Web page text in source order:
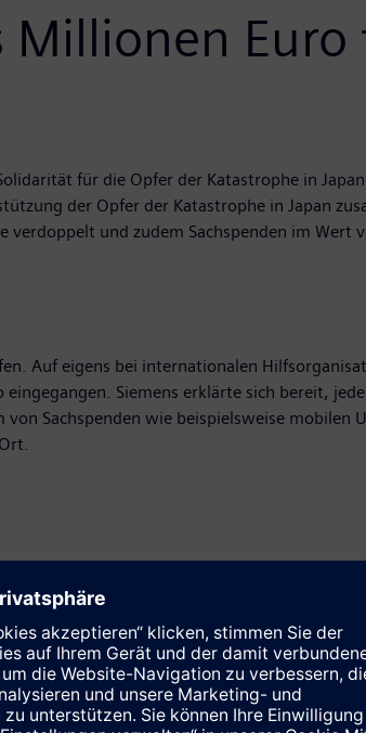
Millionen Euro
für die Opfer der Katastrophe in
der Opfer der Katastrophe in Japan
und zudem Sachspenden im
Auf eigens bei internationalen
eingegangen. Siemens erklärte sich bereit,
Sachspenden wie beispielsweise mobilen